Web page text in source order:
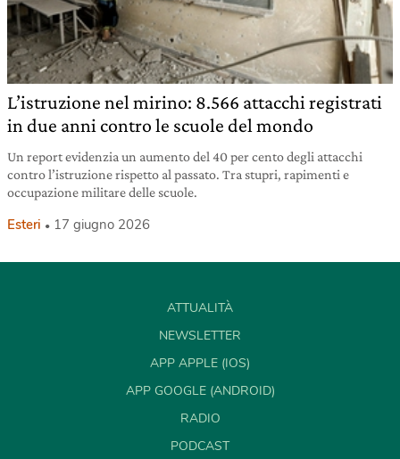
L’istruzione nel mirino: 8.566 attacchi registrati
in due anni contro le scuole del mondo
Un report evidenzia un aumento del 40 per cento degli attacchi
contro l’istruzione rispetto al passato. Tra stupri, rapimenti e
occupazione militare delle scuole.
Esteri 17 giugno 2026
ATTUALITÀ
NEWSLETTER
APP APPLE (IOS)
APP GOOGLE (ANDROID)
RADIO
PODCAST